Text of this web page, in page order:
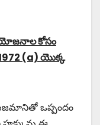
కోసం
1972 (a) యొక్క
ఒప్పందం